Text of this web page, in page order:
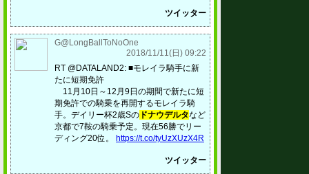
ツイッター
G@LongBallToNoOne
2018/11/11(日) 09:22
RT @DATALAND2: ■モレイラ騎手に新
たに短期免許
11月10日～12月9日の期間で新たに短
期免許での騎乗を再開するモレイラ騎
手。デイリー杯2歳Sの ドナウデルタなど
京都で7鞍の騎乗予定。現在56勝でリー
ディング20位。 https://t.co/tyUzXUzX4R
ツイッター